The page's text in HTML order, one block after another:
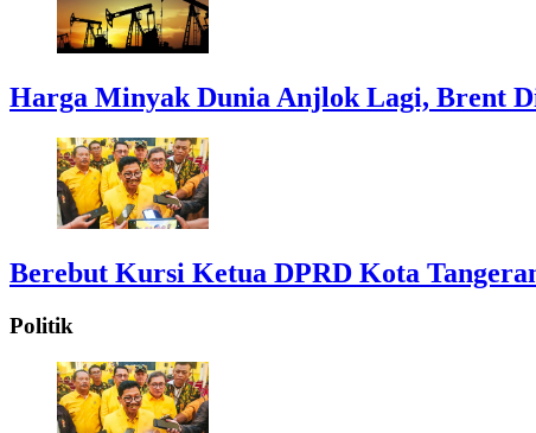
Harga Minyak Dunia Anjlok Lagi, Brent
Berebut Kursi Ketua DPRD Kota
Politik